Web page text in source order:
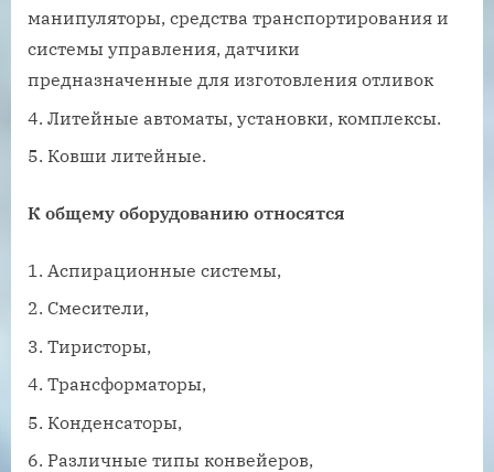
манипуляторы, средства транспортирования и
системы управления, датчики
предназначенные для изготовления отливок
Литейные автоматы, установки, комплексы.
Ковши литейные.
К общему оборудованию относятся
Аспирационные системы,
Смесители,
Тиристоры,
Трансформаторы,
Конденсаторы,
Различные типы конвейеров,